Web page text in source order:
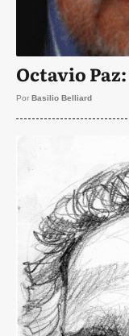
Octavio
Por Basilio Belliard